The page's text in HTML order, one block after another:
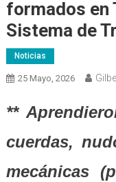
formados en
Sistema de
Noticias
25 Mayo, 2026
**
cuerdas,
mecánicas